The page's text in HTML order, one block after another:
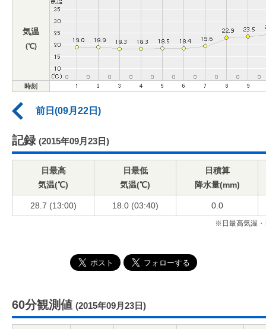
気温
(℃)
時刻
前日(09月22日)
記録 (2015年09月23日)
日最高
気温(℃)
日最低
気温(℃)
日積算
降水量(mm)
28.7 (13:00) 18.0 (03:40) 0.0
※日最高気温・
60分観測値 (2015年09月23日)